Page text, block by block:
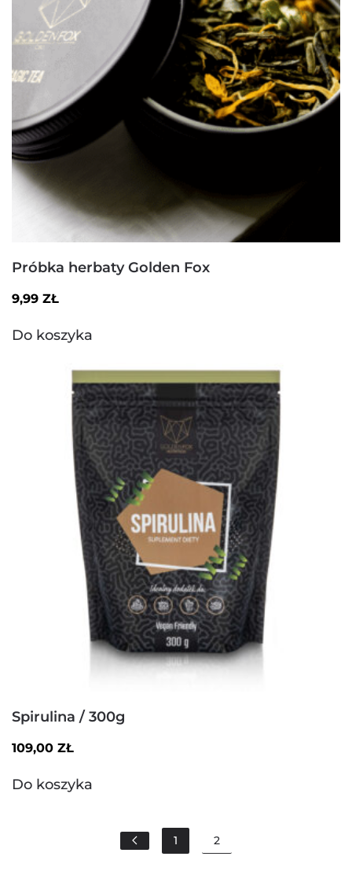
Próbka herbaty Golden Fox
9,99 ZŁ
Do koszyka
Spirulina / 300g
109,00 ZŁ
Do koszyka
1 2